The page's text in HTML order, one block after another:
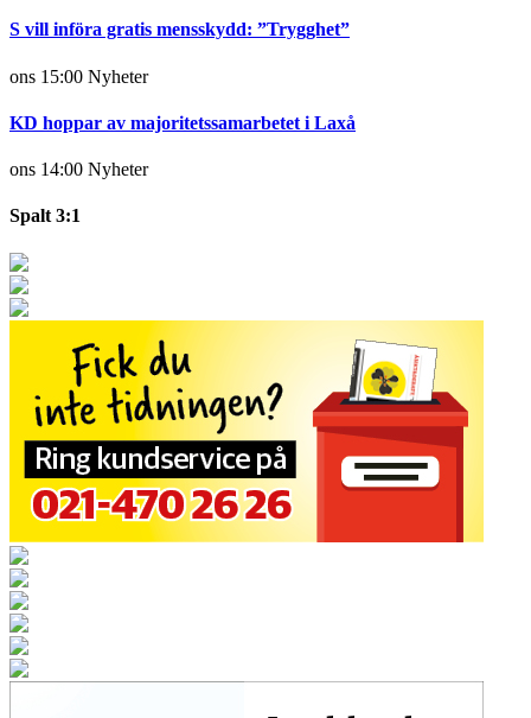
S vill införa gratis mensskydd: ”Trygghet”
ons 15:00 Nyheter
KD hoppar av majoritetssamarbetet i Laxå
ons 14:00 Nyheter
Spalt 3:1